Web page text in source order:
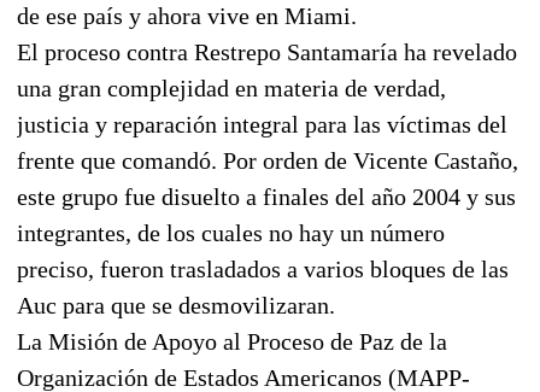
de ese país y ahora vive en Miami.
El proceso contra Restrepo Santamaría ha revelado
una gran complejidad en materia de verdad,
justicia y reparación integral para las víctimas del
frente que comandó. Por orden de Vicente Castaño,
este grupo fue disuelto a finales del año 2004 y sus
integrantes, de los cuales no hay un número
preciso, fueron trasladados a varios bloques de las
Auc para que se desmovilizaran.
La Misión de Apoyo al Proceso de Paz de la
Organización de Estados Americanos (MAPP-